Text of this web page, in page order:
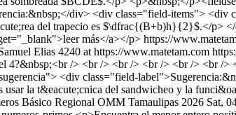
div> <div class="field-items"> <div
del trapecio es $\dfrac{(B+b)h}{2}$.</p>
más</a></p> https://
Elias 4240 at https://www.matetam.com
4?&nbsp;<br /> <br /> <br /> <br /> <br /> <br /
<div class="field-
usar la t&eacute;cnica del sandwicheo y la
Básico Regional OMM Tamaulipas 2026 Sat,